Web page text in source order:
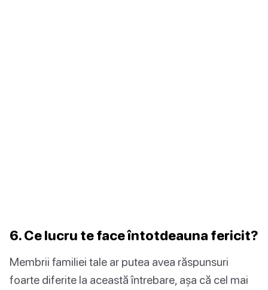
6. Ce lucru te face întotdeauna fericit?
Membrii familiei tale ar putea avea răspunsuri
foarte diferite la această întrebare, așa că cel mai